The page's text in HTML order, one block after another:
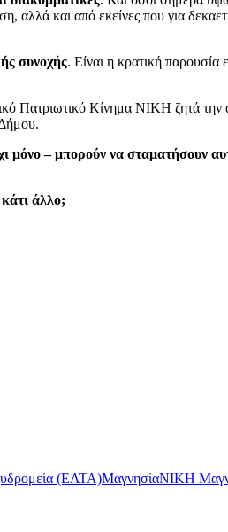
και από εκείνες που για
συνοχής. Είναι η κρατική παρουσία
Πατριωτικό Κίνημα ΝΙΚΗ ζητά
μόνο – μπορούν να σταματήσουν
άλλο;
(ΕΛΤΑ)ΜαγνησίαΝΙΚΗ